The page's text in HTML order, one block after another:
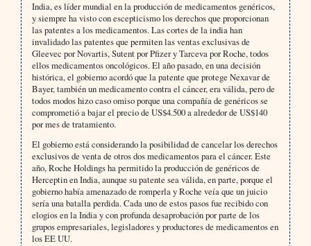
India, es líder mundial en la producción de medicamentos genéricos,
y siempre ha visto con escepticismo los derechos que proporcionan
las patentes a los medicamentos. Las cortes de la india han
invalidado las patentes que permiten las ventas exclusivas de
Gleevec por Novartis, Sutent por Pfizer y Tarceva por Roche, todos
ellos medicamentos oncológicos. El año pasado, en una decisión
histórica, el gobierno acordó que la patente que protege Nexavar de
Bayer, también un medicamento contra el cáncer, era válida, pero de
todos modos hizo caso omiso porque una compañía de genéricos se
comprometió a bajar el precio de US$4.500 a alrededor de US$140
por mes de tratamiento.
El gobierno está considerando la posibilidad de cancelar los derechos
exclusivos de venta de otros dos medicamentos para el cáncer. Este
año, Roche Holdings ha permitido la producción de genéricos de
Herceptin en India, aunque su patente sea válida, en parte, porque el
gobierno había amenazado de romperla y Roche veía que un juicio
sería una batalla perdida. Cada uno de estos pasos fue recibido con
elogios en la India y con profunda desaprobación por parte de los
grupos empresariales, legisladores y productores de medicamentos en
los EE UU.